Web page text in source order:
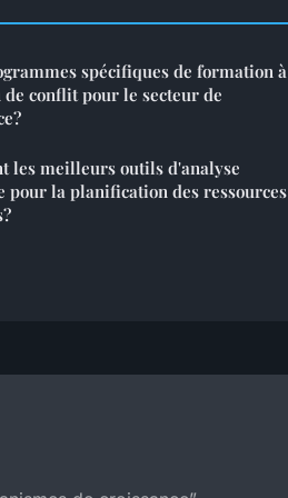
spécifiques de formation à
de conflit pour le secteur de
les meilleurs outils d'analyse
pour la planification des ressources